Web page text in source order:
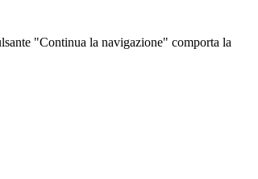
"Continua la navigazione" comporta la